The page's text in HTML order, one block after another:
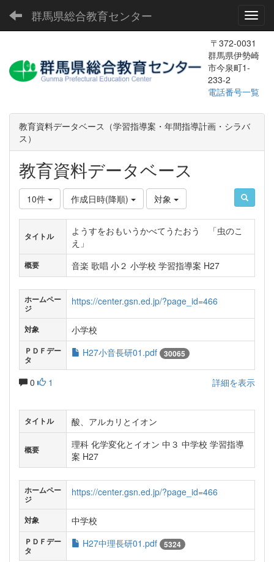
群馬県総合教育センター
〒372-0031
群馬県伊勢崎
市今泉町1-
233-2
電話番号一覧
教育資料データベース（学習指導案・年間指導計画・シラバ
ス）
教育資料データベース
10件 作成日時(降順) 対象
タイトル
ようすをおもいうかべてうたおう 「虫のこ
え」
概要 音楽 歌唱 小２ 小学校 学習指導案 H27
ホームペー
ジ
https://center.gsn.ed.jp/?page_id=466
対象 小学校
ＰＤＦデー
タ
H27小音長研01.pdf 30065
0 1 詳細を表示
タイトル 酸、アルカリとイオン
概要
理科 化学変化とイオン 中３ 中学校 学習指導
案 H27
ホームペー
ジ
https://center.gsn.ed.jp/?page_id=466
対象 中学校
ＰＤＦデー
タ
H27中理長研01.pdf 5324